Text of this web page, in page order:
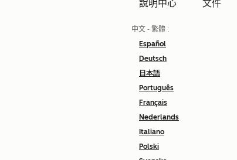
說明中心 文件
中文 - 繁體 :
Español
Deutsch
日本語
Português
Français
Nederlands
Italiano
Polski